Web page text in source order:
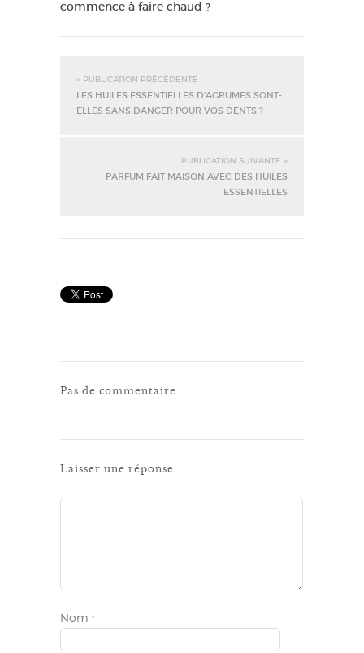
commence à faire chaud ?
« PUBLICATION PRÉCÉDENTE
LES HUILES ESSENTIELLES D’AGRUMES SONT-
ELLES SANS DANGER POUR VOS DENTS ?
PUBLICATION SUIVANTE »
PARFUM FAIT MAISON AVEC DES HUILES
ESSENTIELLES
Pas de commentaire
Laisser une réponse
Nom *